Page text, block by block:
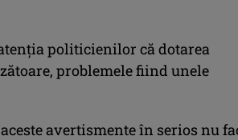
politicienilor că dotarea
problemele fiind unele
avertismente în serios nu